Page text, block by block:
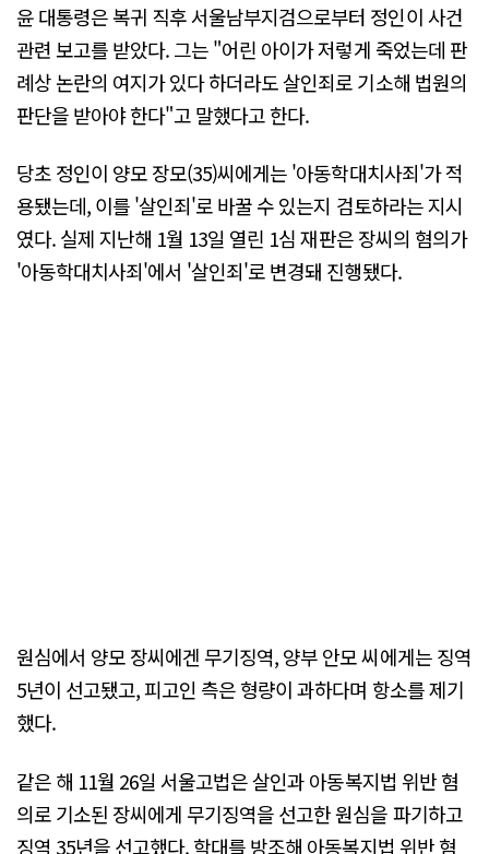
윤 대통령은 복귀 직후 서울남부지검으로부터 정인이 사건
관련 보고를 받았다. 그는 "어린 아이가 저렇게 죽었는데 판
례상 논란의 여지가 있다 하더라도 살인죄로 기소해 법원의
판단을 받아야 한다"고 말했다고 한다.
당초 정인이 양모 장모(35)씨에게는 '아동학대치사죄'가 적
용됐는데, 이를 '살인죄'로 바꿀 수 있는지 검토하라는 지시
였다. 실제 지난해 1월 13일 열린 1심 재판은 장씨의 혐의가
'아동학대치사죄'에서 '살인죄'로 변경돼 진행됐다.
원심에서 양모 장씨에겐 무기징역, 양부 안모 씨에게는 징역
5년이 선고됐고, 피고인 측은 형량이 과하다며 항소를 제기
했다.
같은 해 11월 26일 서울고법은 살인과 아동복지법 위반 혐
의로 기소된 장씨에게 무기징역을 선고한 원심을 파기하고
징역 35년을 선고했다. 학대를 방조해 아동복지법 위반 혐